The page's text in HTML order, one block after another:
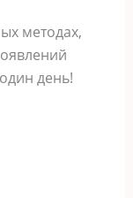
методах,
день!